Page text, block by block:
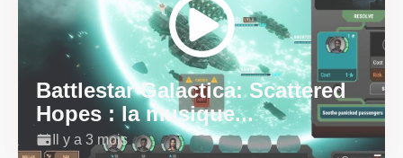
Battlestar Galactica: Scattered
Hopes : la musique...
Il y a 3 mois